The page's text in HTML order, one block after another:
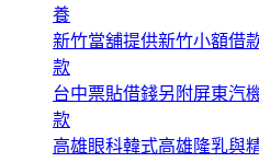
養
新竹當舖提供新竹小額借
款
台中票貼借錢另附屏東汽
款
高雄眼科韓式高雄隆乳與